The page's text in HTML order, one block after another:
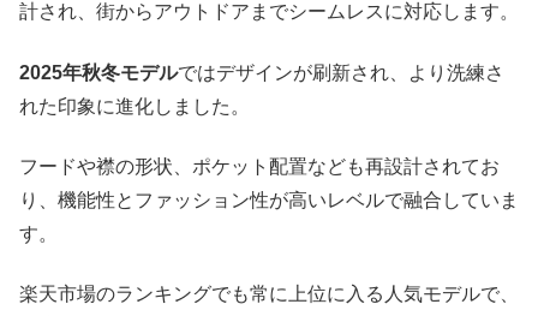
計され、街からアウトドアまでシームレスに対応します。
2025年秋冬モデルではデザインが刷新され、より洗練さ
れた印象に進化しました。
フードや襟の形状、ポケット配置なども再設計されてお
り、機能性とファッション性が高いレベルで融合していま
す。
楽天市場のランキングでも常に上位に入る人気モデルで、